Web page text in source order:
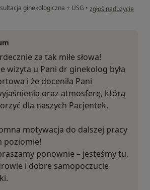
ginekologiczna + USG • w opinii użytkownika
zgłoś nadużycie
za tak miłe słowa!
wizyta u Pani dr ginekolog była
i że doceniła Pani
oraz atmosferę, którą
dla naszych Pacjentek.
motywacja do dalszej pracy
poziomie!
ponownie – jesteśmy tu,
i dobre samopoczucie